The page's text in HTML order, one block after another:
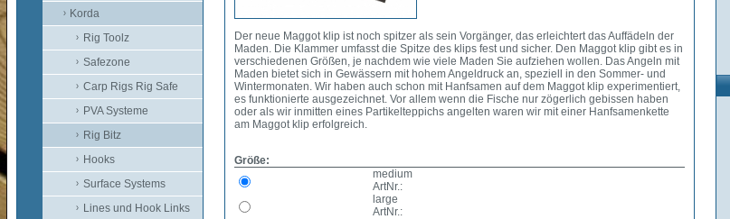
Korda
Rig Toolz
Safezone
Carp Rigs Rig Safe
PVA Systeme
Rig Bitz
Hooks
Surface Systems
Lines und Hook Links
Der neue Maggot klip ist noch spitzer als sein Vorgänger, das erleichtert das Auffädeln der
Maden. Die Klammer umfasst die Spitze des klips fest und sicher. Den Maggot klip gibt es in
verschiedenen Größen, je nachdem wie viele Maden Sie aufziehen wollen. Das Angeln mit
Maden bietet sich in Gewässern mit hohem Angeldruck an, speziell in den Sommer- und
Wintermonaten. Wir haben auch schon mit Hanfsamen auf dem Maggot klip experimentiert,
es funktionierte ausgezeichnet. Vor allem wenn die Fische nur zögerlich gebissen haben
oder als wir inmitten eines Partikelteppichs angelten waren wir mit einer Hanfsamenkette
am Maggot klip erfolgreich.
Größe:
medium
ArtNr.:
large
ArtNr.: